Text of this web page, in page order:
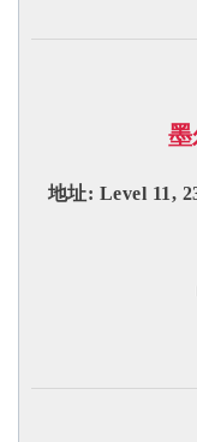
地址: Level 11,